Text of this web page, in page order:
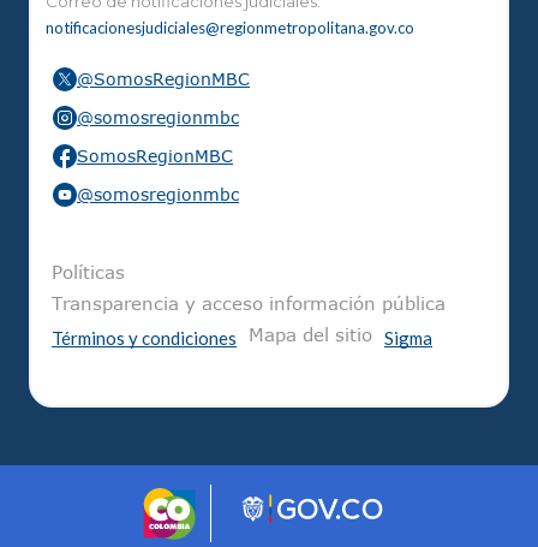
notificacionesjudiciales@regionmetropolitana.gov.co
@SomosRegionMBC
@somosregionmbc
SomosRegionMBC
@somosregionmbc
Pie de página
Políticas
Transparencia y acceso información pública
Términos y condiciones
Mapa del sitio Sigma